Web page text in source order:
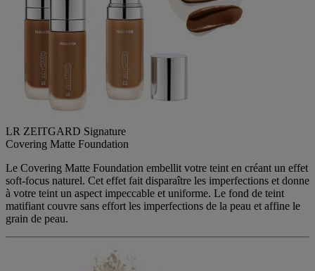
LR ZEITGARD Signature
Covering Matte Foundation
Le Covering Matte Foundation embellit votre teint en créant un effet
soft-focus naturel. Cet effet fait disparaître les imperfections et donne
à votre teint un aspect impeccable et uniforme. Le fond de teint
matifiant couvre sans effort les imperfections de la peau et affine le
grain de peau.